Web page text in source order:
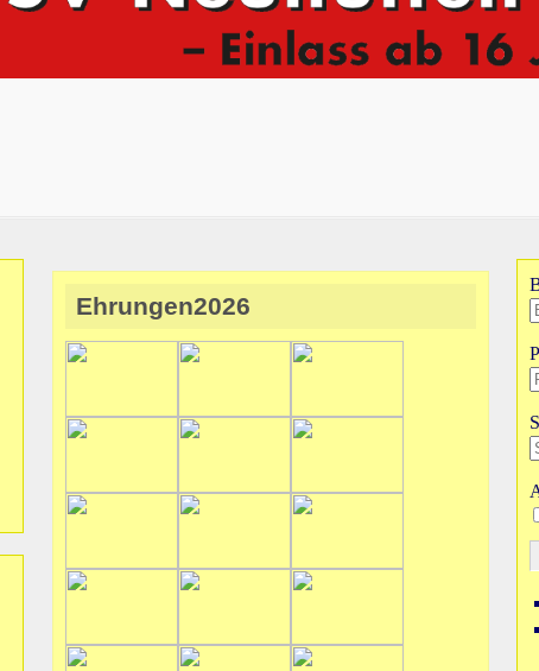
Ehrungen2026